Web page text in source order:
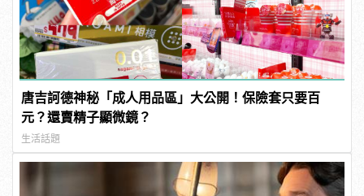
唐吉訶德神秘「成人用品區」大公開！保險套只要百
元？還賣精子顯微鏡？
生活話題